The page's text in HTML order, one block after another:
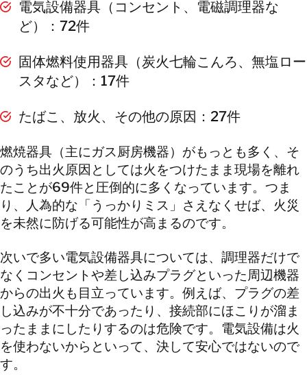
電気設備器具（コンセント、電磁調理器な
ど）：72件
固体燃料使用器具（炭火七輪こんろ、無塩ロー
スタなど）：17件
たばこ、放火、その他の原因：27件
燃焼器具（主にガス厨房機器）がもっとも多く、そ
のうち出火原因としては火をつけたまま現場を離れ
たことが69件と圧倒的に多くなっています。つま
り、人為的な「うっかりミス」さえなくせば、火災
を未然に防げる可能性が高まるのです。
次いで多い電気設備器具については、調理器だけで
なくコンセントや差し込みプラグといった周辺機器
からの出火も目立っています。例えば、プラグの差
し込みが不十分であったり、接続部にほこりが溜ま
ったままにしたりするのは危険です。電気設備は火
を使わないからといって、決して安心ではないので
す。